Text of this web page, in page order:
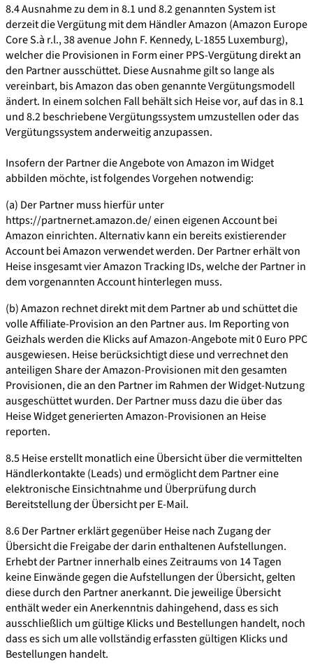
8.4 Ausnahme zu dem in 8.1 und 8.2 genannten System ist
derzeit die Vergütung mit dem Händler Amazon (Amazon Europe
Core S.à r.l., 38 avenue John F. Kennedy, L-1855 Luxemburg),
welcher die Provisionen in Form einer PPS-Vergütung direkt an
den Partner ausschüttet. Diese Ausnahme gilt so lange als
vereinbart, bis Amazon das oben genannte Vergütungsmodell
ändert. In einem solchen Fall behält sich Heise vor, auf das in 8.1
und 8.2 beschriebene Vergütungssystem umzustellen oder das
Vergütungssystem anderweitig anzupassen.
Insofern der Partner die Angebote von Amazon im Widget
abbilden möchte, ist folgendes Vorgehen notwendig:
(a) Der Partner muss hierfür unter
https://partnernet.amazon.de/ einen eigenen Account bei
Amazon einrichten. Alternativ kann ein bereits existierender
Account bei Amazon verwendet werden. Der Partner erhält von
Heise insgesamt vier Amazon Tracking IDs, welche der Partner in
dem vorgenannten Account hinterlegen muss.
(b) Amazon rechnet direkt mit dem Partner ab und schüttet die
volle Affiliate-Provision an den Partner aus. Im Reporting von
Geizhals werden die Klicks auf Amazon-Angebote mit 0 Euro PPC
ausgewiesen. Heise berücksichtigt diese und verrechnet den
anteiligen Share der Amazon-Provisionen mit den gesamten
Provisionen, die an den Partner im Rahmen der Widget-Nutzung
ausgeschüttet wurden. Der Partner muss dazu die über das
Heise Widget generierten Amazon-Provisionen an Heise
reporten.
8.5 Heise erstellt monatlich eine Übersicht über die vermittelten
Händlerkontakte (Leads) und ermöglicht dem Partner eine
elektronische Einsichtnahme und Überprüfung durch
Bereitstellung der Übersicht per E-Mail.
8.6 Der Partner erklärt gegenüber Heise nach Zugang der
Übersicht die Freigabe der darin enthaltenen Aufstellungen.
Erhebt der Partner innerhalb eines Zeitraums von 14 Tagen
keine Einwände gegen die Aufstellungen der Übersicht, gelten
diese durch den Partner anerkannt. Die jeweilige Übersicht
enthält weder ein Anerkenntnis dahingehend, dass es sich
ausschließlich um gültige Klicks und Bestellungen handelt, noch
dass es sich um alle vollständig erfassten gültigen Klicks und
Bestellungen handelt.